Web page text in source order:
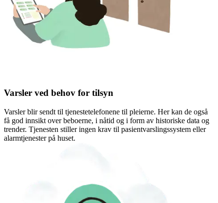
Varsler ved behov for tilsyn
Varsler blir sendt til tjenestetelefonene til pleierne. Her kan de også
få god innsikt over beboerne, i nåtid og i form av historiske data og
trender. Tjenesten stiller ingen krav til pasientvarslingssystem eller
alarmtjenester på huset.